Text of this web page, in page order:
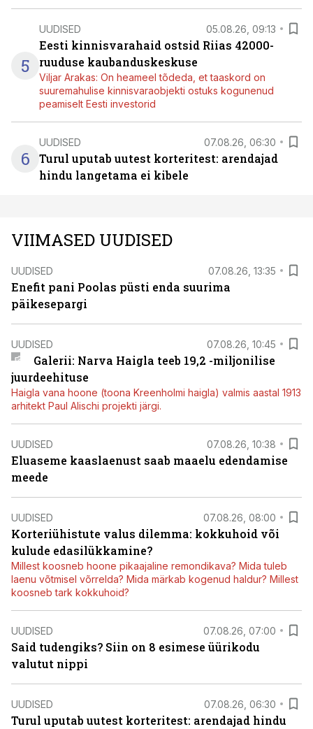
5
UUDISED 05.08.26, 09:13
Eesti kinnisvarahaid ostsid Riias 42000-
ruuduse kaubanduskeskuse
Viljar Arakas: On heameel tõdeda, et taaskord on
suuremahulise kinnisvaraobjekti ostuks kogunenud
peamiselt Eesti investorid
6
UUDISED 07.08.26, 06:30
Turul uputab uutest korteritest: arendajad
hindu langetama ei kibele
VIIMASED UUDISED
UUDISED 07.08.26, 13:35
Enefit pani Poolas püsti enda suurima
päikesepargi
UUDISED 07.08.26, 10:45
Galerii: Narva Haigla teeb 19,2 -miljonilise
juurdeehituse
Haigla vana hoone (toona Kreenholmi haigla) valmis aastal 1913
arhitekt Paul Alischi projekti järgi.
UUDISED 07.08.26, 10:38
Eluaseme kaaslaenust saab maaelu edendamise
meede
UUDISED 07.08.26, 08:00
Korteriühistute valus dilemma: kokkuhoid või
kulude edasilükkamine?
Millest koosneb hoone pikaajaline remondikava? Mida tuleb
laenu võtmisel võrrelda? Mida märkab kogenud haldur? Millest
koosneb tark kokkuhoid?
UUDISED 07.08.26, 07:00
Said tudengiks? Siin on 8 esimese üürikodu
valutut nippi
UUDISED 07.08.26, 06:30
Turul uputab uutest korteritest: arendajad hindu